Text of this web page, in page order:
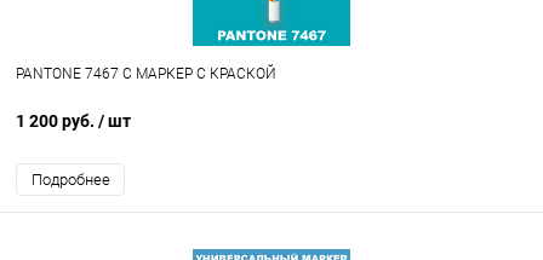
PANTONE 7467 C МАРКЕР С КРАСКОЙ
1 200 руб. / шт
Подробнее